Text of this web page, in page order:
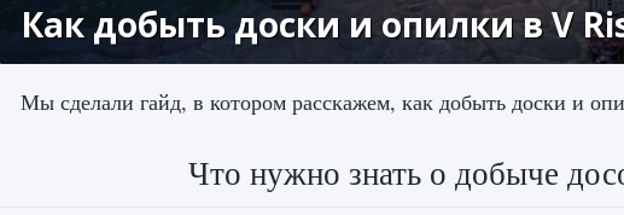
Как добыть доски и опилки в V
Мы сделали гайд, в котором расскажем, как добыть доски и
Что нужно знать о добыче